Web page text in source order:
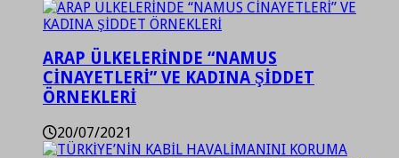
ARAP ÜLKELERİNDE “NAMUS
CİNAYETLERİ” VE KADINA ŞİDDET
ÖRNEKLERİ
20/07/2021